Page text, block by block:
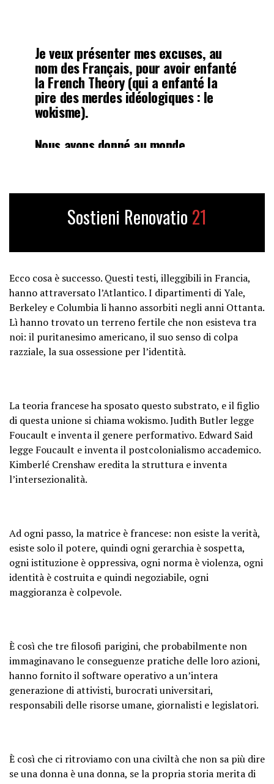
Je veux présenter mes excuses, au
nom des Français, pour avoir enfanté
la French Theory (qui a enfanté la
pire des merdes idéologiques : le
wokisme).
Nous avons donné au monde
de l’après-68, nous avons…
— Brivael Le Pogam (@brivael)
Sostieni Renovatio 21
Ecco cosa è successo. Questi testi, illeggibili in Francia,
hanno attraversato l’Atlantico. I dipartimenti di Yale,
Berkeley e Columbia li hanno assorbiti negli anni Ottanta.
Lì hanno trovato un terreno fertile che non esisteva tra
noi: il puritanesimo americano, il suo senso di colpa
razziale, la sua ossessione per l’identità.
La teoria francese ha sposato questo substrato, e il figlio
di questa unione si chiama wokismo. Judith Butler legge
Foucault e inventa il genere performativo. Edward Said
legge Foucault e inventa il postcolonialismo accademico.
Kimberlé Crenshaw eredita la struttura e inventa
l’intersezionalità.
Ad ogni passo, la matrice è francese: non esiste la verità,
esiste solo il potere, quindi ogni gerarchia è sospetta,
ogni istituzione è oppressiva, ogni norma è violenza, ogni
identità è costruita e quindi negoziabile, ogni
maggioranza è colpevole.
È così che tre filosofi parigini, che probabilmente non
immaginavano le conseguenze pratiche delle loro azioni,
hanno fornito il software operativo a un’intera
generazione di attivisti, burocrati universitari,
responsabili delle risorse umane, giornalisti e legislatori.
È così che ci ritroviamo con una civiltà che non sa più dire
se una donna è una donna, se la propria storia merita di